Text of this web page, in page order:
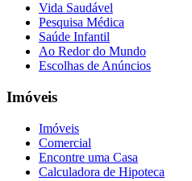
Vida Saudável
Pesquisa Médica
Saúde Infantil
Ao Redor do Mundo
Escolhas de Anúncios
Imóveis
Imóveis
Comercial
Encontre uma Casa
Calculadora de Hipoteca